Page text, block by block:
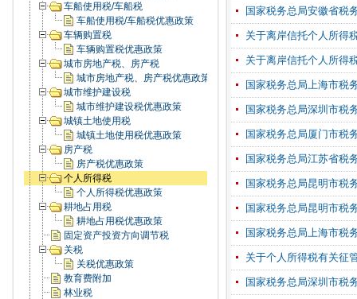
车船使用税/车船税
车船使用税/车船税优惠政策
车辆购置税
车辆购置税优惠政策
城市房地产税、房产税
城市房地产税、房产税优惠政策
城市维护建设税
城市维护建设税优惠政策
城镇土地使用税
城镇土地使用税优惠政策
房产税
房产税优惠政策
个人所得税
个人所得税优惠政策
耕地占用税
耕地占用税优惠政策
固定资产投资方向调节税
关税
关税优惠政策
教育费附加
林业税
国家税务总局安徽省税
关于离岸信托个人所得
关于离岸信托个人所得
国家税务总局上海市税
国家税务总局深圳市税
国家税务总局厦门市税
国家税务总局江苏省税
国家税务总局昆明市税
国家税务总局昆明市税
国家税务总局上海市税
关于个人所得税有关征
国家税务总局深圳市税